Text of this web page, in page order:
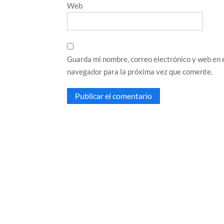
Web
Guarda mi nombre, correo electrónico y web en
navegador para la próxima vez que comente.